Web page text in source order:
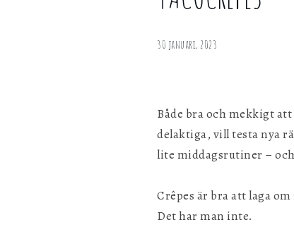
30 januari, 2023
Både bra och mekkigt
delaktiga, vill testa nya
lite middagsrutiner –
Crêpes är bra att laga
Det har man inte.
personligen med hjälp av dessa uppgifter.